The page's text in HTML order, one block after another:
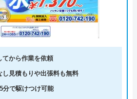
てから作業を依頼
し見積もりや出張料も無料
分で駆けつけ可能